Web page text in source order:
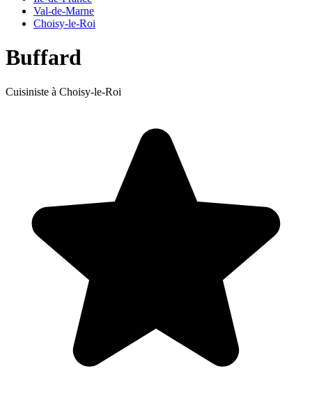
Val-de-Marne
Choisy-le-Roi
Buffard
Cuisiniste à Choisy-le-Roi